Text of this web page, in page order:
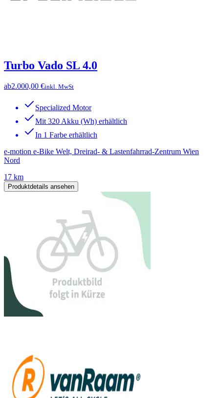
Turbo Vado SL 4.0
ab2.000,00 €inkl. MwSt
Specialized Motor
Mit 320 Akku (Wh) erhältlich
In 1 Farbe erhältlich
e-motion e-Bike Welt, Dreirad- & Lastenfahrrad-Zentrum Wien
Nord
17 km
Produktdetails ansehen